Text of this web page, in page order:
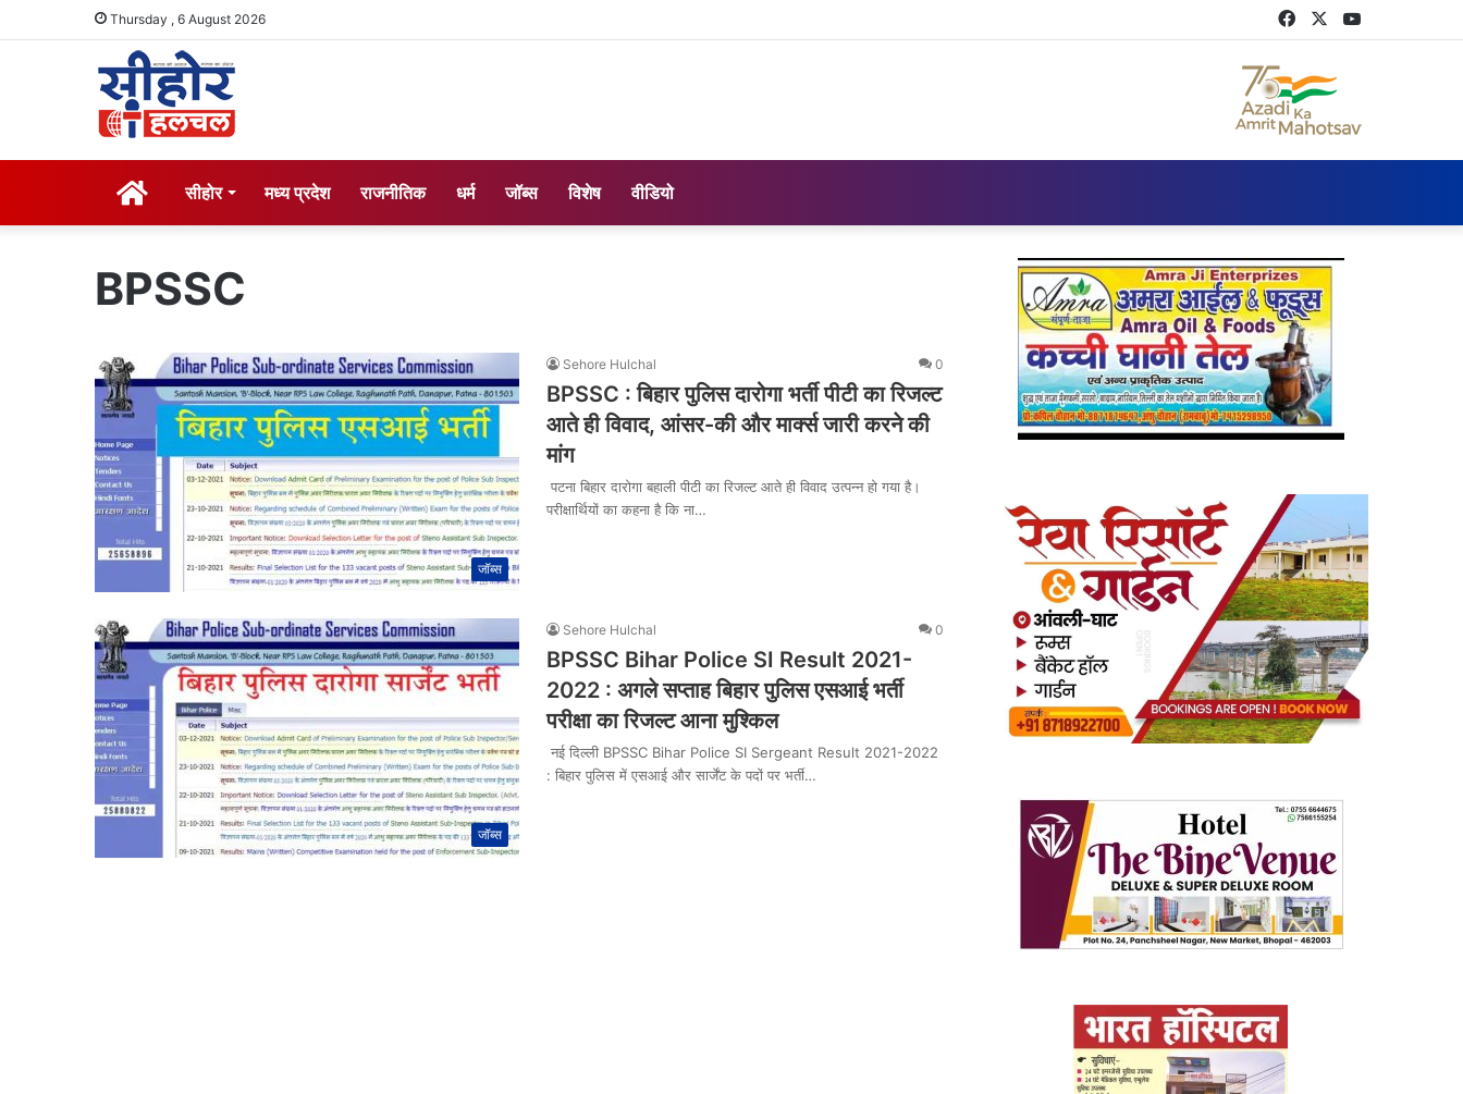
Thursday , 6 August 2026 Twitter
Facebook
सीहोर मध्य प्रदेश राजनीतिक धर्म जॉब्स विशेष वीडियो
BPSSC
जॉब्स
Sehore Hulchal 0
BPSSC : बिहार पुलिस दारोगा भर्ती पीटी का रिजल्ट
आते ही विवाद, आंसर-की और मार्क्स जारी करने की
मांग
पटना बिहार दारोगा बहाली पीटी का रिजल्ट आते ही विवाद उत्पन्न हो गया है।
परीक्षार्थियों का कहना है कि ना…
जॉब्स
Sehore Hulchal 0
BPSSC Bihar Police SI Result 2021-
2022 : अगले सप्ताह बिहार पुलिस एसआई भर्ती
परीक्षा का रिजल्ट आना मुश्किल
नई दिल्ली BPSSC Bihar Police SI Sergeant Result 2021-2022
: बिहार पुलिस में एसआई और सार्जेंट के पदों पर भर्ती…